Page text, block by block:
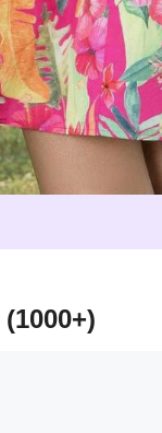
(1000+)